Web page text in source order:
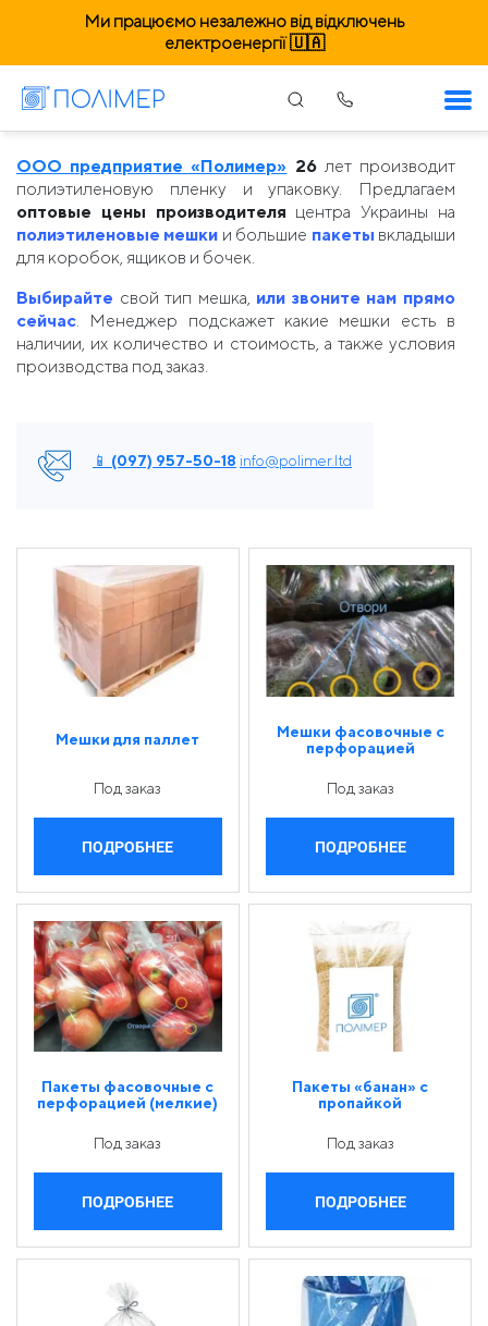
Ми працюємо незалежно від відключень
електроенергії 🇺🇦
Мешки полиэтиленовые
ООО предприятие «Полимер» 26лет производит
полиэтиленовую пленку и упаковку. Предлагаем
оптовые цены производителя центра Украины на
полиэтиленовые мешки и большие пакеты вкладыши
для коробок, ящиков и бочек.
Выбирайте свой тип мешка, или звоните нам прямо
сейчас. Менеджер подскажет какие мешки есть в
наличии, их количество и стоимость, а также условия
производства под заказ.
📱 (097) 957-50-18 info@polimer.ltd
Мешки для паллет
Под заказ
ПОДРОБНЕЕ
Мешки фасовочные с
перфорацией
Под заказ
ПОДРОБНЕЕ
Пакеты фасовочные с
перфорацией (мелкие)
Под заказ
ПОДРОБНЕЕ
Пакеты «банан» с
пропайкой
Под заказ
ПОДРОБНЕЕ